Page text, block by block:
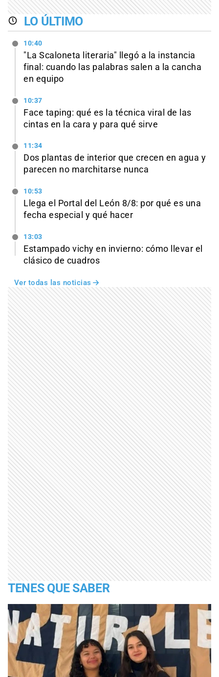
LO ÚLTIMO
10:40
"La Scaloneta literaria" llegó a la instancia
final: cuando las palabras salen a la cancha
en equipo
10:37
Face taping: qué es la técnica viral de las
cintas en la cara y para qué sirve
11:34
Dos plantas de interior que crecen en agua y
parecen no marchitarse nunca
10:53
Llega el Portal del León 8/8: por qué es una
fecha especial y qué hacer
13:03
Estampado vichy en invierno: cómo llevar el
clásico de cuadros
Ver todas las noticias
TENES QUE SABER